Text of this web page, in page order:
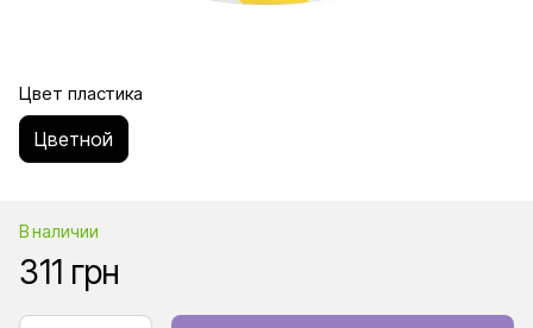
Цвет пластика
Цветной
В наличии
311 грн